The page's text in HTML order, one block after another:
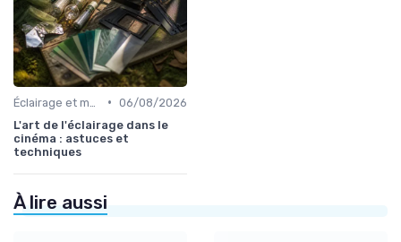
• 06/08/2026
L'art de l'éclairage dans le
cinéma : astuces et
techniques
À lire aussi